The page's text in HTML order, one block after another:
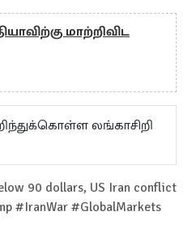
மாற்றிவிட
லங்காசிறி
90 dollars, US Iran conflict
#IranWar #GlobalMarkets